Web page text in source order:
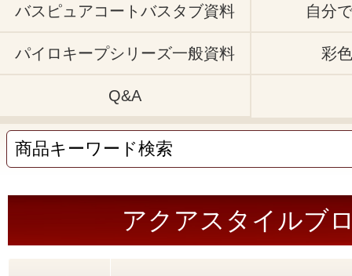
バスピュアコートバスタブ資料 自分
パイロキープシリーズ一般資料 彩
Q&A
アクアスタイルブ